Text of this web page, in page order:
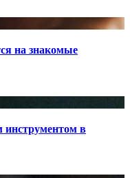
на знакомые
инструментом в